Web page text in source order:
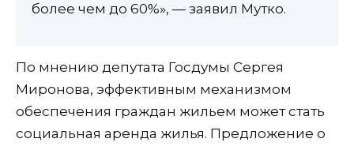
более чем до 60%», — заявил Мутко.
По мнению депутата Госдумы Сергея
Миронова, эффективным механизмом
обеспечения граждан жильем может стать
социальная аренда жилья. Предложение о